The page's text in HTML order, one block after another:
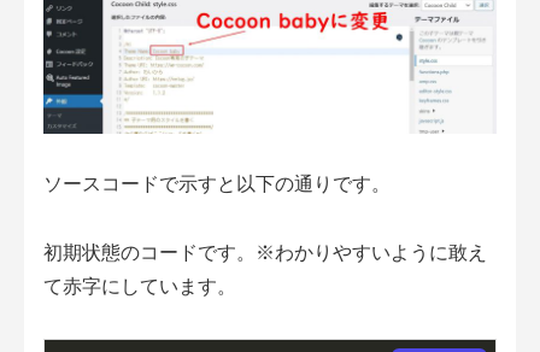
ソースコードで示すと以下の通りです。
初期状態のコードです。※わかりやすいように敢え
て赤字にしています。